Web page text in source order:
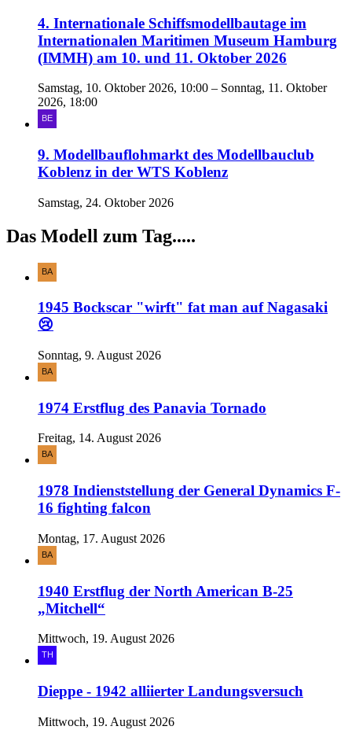
4. Internationale Schiffsmodellbautage im
Internationalen Maritimen Museum Hamburg
(IMMH) am 10. und 11. Oktober 2026
Samstag, 10. Oktober 2026, 10:00 – Sonntag, 11. Oktober
2026, 18:00
9. Modellbauflohmarkt des Modellbauclub
Koblenz in der WTS Koblenz
Samstag, 24. Oktober 2026
Das Modell zum Tag.....
1945 Bockscar "wirft" fat man auf Nagasaki
😢
Sonntag, 9. August 2026
1974 Erstflug des Panavia Tornado
Freitag, 14. August 2026
1978 Indienststellung der General Dynamics F-
16 fighting falcon
Montag, 17. August 2026
1940 Erstflug der North American B-25
„Mitchell“
Mittwoch, 19. August 2026
Dieppe - 1942 alliierter Landungsversuch
Mittwoch, 19. August 2026